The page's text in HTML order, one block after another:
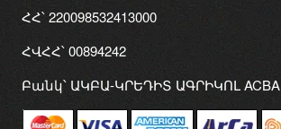
ՀՀ՝ 220098532413000
ՀՎՀՀ՝ 00894242
Բանկ՝ ԱԿԲԱ-ԿՐԵԴԻՏ ԱԳՐԻԿՈԼ ACBA